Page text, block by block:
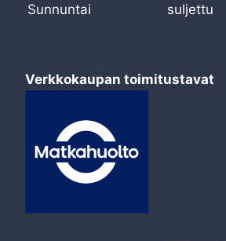
Sunnuntai
suljettu
Verkkokaupan toimitustavat